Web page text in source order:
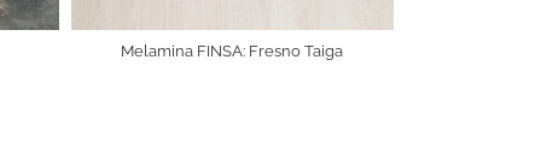
Melamina FINSA: Fresno Taiga